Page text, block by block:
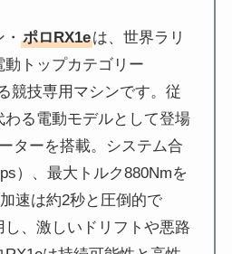
・ポロRX1eは、世界ラリ
トップカテゴリー
競技専用マシンです。従
る電動モデルとして登場
ターを搭載。システム合
）、最大トルク880Nmを
速は約2秒と圧倒的で
、激しいドリフトや悪路